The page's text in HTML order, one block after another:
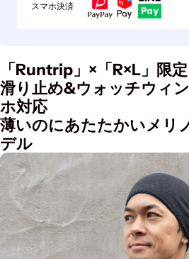
スマホ決済
「Runtrip」×「R×L」限
滑り止め&ウォッチウィ
ホ対応
薄いのにあたたかいメリ
デル